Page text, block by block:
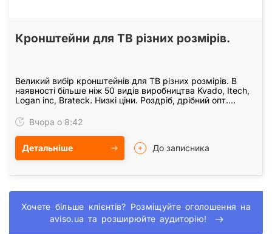
Кронштейни для ТВ рiзних розмiрiв.
Великий вибiр кронштейнiв для ТВ рiзних розмiрiв. В
наявностi бiльше нiж 50 видiв виробництва Kvado, Itech,
Logan inc, Brateck. Низкi цiни. Роздрiб, дрiбний опт.
Вчора о 8:42
Детальніше До записника
Хочете більше клієнтів? Розміщуйте оголошення на
aviso.ua та розширюйте аудиторію!